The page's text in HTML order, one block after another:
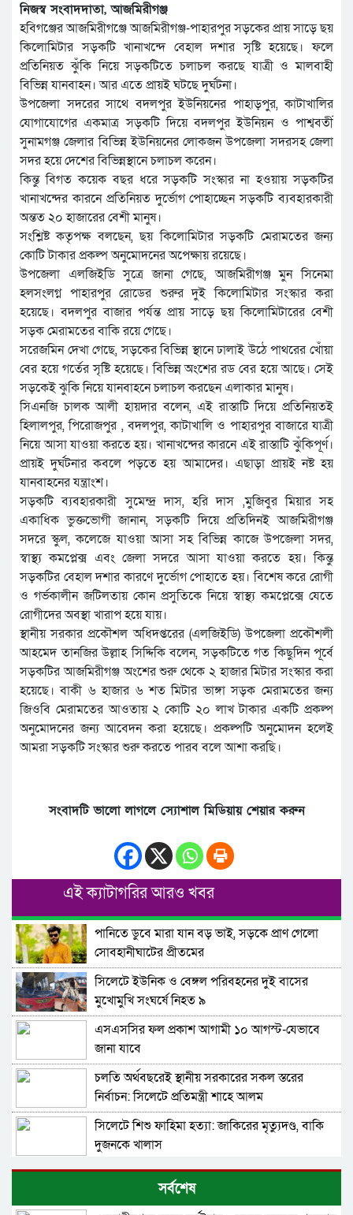
নিজস্ব সংবাদদাতা, আজমিরীগঞ্জ
হবিগঞ্জের আজমিরীগঞ্জে আজমিরীগঞ্জ-পাহারপুর সড়কের প্রায় সাড়ে ছয়
কিলোমিটার সড়কটি খানাখন্দে বেহাল দশার সৃষ্টি হয়েছে। ফলে
প্রতিনিয়ত ঝুঁকি নিয়ে সড়কটিতে চলাচল করছে যাত্রী ও মালবাহী
বিভিন্ন যানবাহন। আর এতে প্রায়ই ঘটছে দুর্ঘটনা।
উপজেলা সদরের সাথে বদলপুর ইউনিয়নের পাহাড়পুর, কাটাখালির
যোগাযোগের একমাত্র সড়কটি দিয়ে বদলপুর ইউনিয়ন ও পাশ্ববর্তী
সুনামগঞ্জ জেলার বিভিন্ন ইউনিয়নের লোকজন উপজেলা সদরসহ জেলা
সদর হয়ে দেশের বিভিন্নস্থানে চলাচল করেন।
কিন্তু বিগত কয়েক বছর ধরে সড়কটি সংস্কার না হওয়ায় সড়কটির
খানাখন্দের কারনে প্রতিনিয়ত দুর্ভোগ পোহাচ্ছেন সড়কটি ব্যবহারকারী
অন্তত ২০ হাজারের বেশী মানুষ।
সংশ্লিষ্ট কতৃপক্ষ বলছেন, ছয় কিলোমিটার সড়কটি মেরামতের জন্য
কোটি টাকার প্রকল্প অনুমোদনের অপেক্ষায় রয়েছে।
উপজেলা এলজিইডি সুত্রে জানা গেছে, আজমিরীগঞ্জ মুন সিনেমা
হলসংলগ্ন পাহারপুর রোডের শুরুর দুই কিলোমিটার সংস্কার করা
হয়েছে। বদলপুর বাজার পর্যন্ত প্রায় সাড়ে ছয় কিলোমিটারের বেশী
সড়ক মেরামতের বাকি রয়ে গেছে।
সরেজমিন দেখা গেছে, সড়কের বিভিন্ন স্থানে ঢালাই উঠে পাথরের খোঁয়া
বের হয়ে গর্তের সৃষ্টি হয়েছে। বিভিন্ন অংশের রড বের হয়ে আছে। সেই
সড়কেই ঝুকি নিয়ে যানবাহনে চলাচল করছেন এলাকার মানুষ।
সিএনজি চালক আলী হায়দার বলেন, এই রাস্তাটি দিয়ে প্রতিনিয়তই
হিলালপুর, পিরোজপুর , বদলপুর, কাটাখালি ও পাহারপুর বাজারে যাত্রী
নিয়ে আসা যাওয়া করতে হয়। খানাখন্দের কারনে এই রাস্তাটি ঝুঁকিপূর্ণ।
প্রায়ই দুর্ঘটনার কবলে পড়তে হয় আমাদের। এছাড়া প্রায়ই নষ্ট হয়
যানবাহনের যন্ত্রাংশ।
সড়কটি ব্যবহারকারী সুমেন্দ্র দাস, হরি দাস ,মুজিবুর মিয়ার সহ
একাধিক ভুক্তভোগী জানান, সড়কটি দিয়ে প্রতিদিনই আজমিরীগঞ্জ
সদরে স্কুল, কলেজে যাওয়া আসা সহ বিভিন্ন কাজে উপজেলা সদর,
স্বাস্থ্য কমপ্লেক্স এবং জেলা সদরে আসা যাওয়া করতে হয়। কিন্তু
সড়কটির বেহাল দশার কারণে দুর্ভোগ পোহাতে হয়। বিশেষ করে রোগী
ও গর্ভকালীন জটিলতায় কোন প্রসুতিকে নিয়ে স্বাস্থ্য কমপ্লেক্সে যেতে
রোগীদের অবস্থা খারাপ হয়ে যায়।
স্থানীয় সরকার প্রকৌশল অধিদপ্তরের (এলজিইডি) উপজেলা প্রকৌশলী
আহমেদ তানজির উল্লাহ সিদ্দিকি বলেন, সড়কটিতে গত কিছুদিন পূর্বে
সড়কটির আজমিরীগঞ্জ অংশের শুরু থেকে ২ হাজার মিটার সংস্কার করা
হয়েছে। বাকী ৬ হাজার ৬ শত মিটার ভাঙ্গা সড়ক মেরামতের জন্য
জিওবি মেরামতের আওতায় ২ কোটি ২০ লাখ টাকার একটি প্রকল্প
অনুমোদনের জন্য আবেদন করা হয়েছে। প্রকল্পটি অনুমোদন হলেই
আমরা সড়কটি সংস্কার শুরু করতে পারব বলে আশা করছি।
সংবাদটি ভালো লাগলে স্যোশাল মিডিয়ায় শেয়ার করুন
এই ক্যাটাগরির আরও খবর
পানিতে ডুবে মারা যান বড় ভাই, সড়কে প্রাণ গেলো
সোবহানীঘাটের প্রীতমের
সিলেটে ইউনিক ও বেঙ্গল পরিবহনের দুই বাসের
মুখোমুখি সংঘর্ষে নিহত ৯
এসএসসির ফল প্রকাশ আগামী ১০ আগস্ট-যেভাবে
জানা যাবে
চলতি অর্থবছরেই স্থানীয় সরকারের সকল স্তরের
নির্বাচন: সিলেটে প্রতিমন্ত্রী শাহে আলম
সিলেটে শিশু ফাহিমা হত্যা: জাকিরের মৃত্যুদণ্ড, বাকি
দুজনকে খালাস
রিয়ার এ্যাডমিরাল মাহবুব আলী খানের ৪২তম মৃত্যু
সর্বশেষ